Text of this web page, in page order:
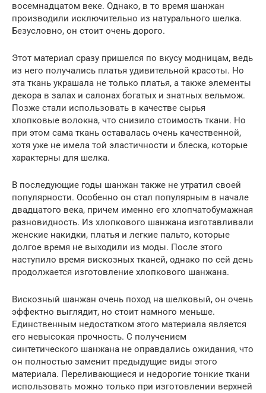
восемнадцатом веке. Однако, в то время шанжан
производили исключительно из натурального шелка.
Безусловно, он стоит очень дорого.
Этот материал сразу пришелся по вкусу модницам, ведь
из него получались платья удивительной красоты. Но
эта ткань украшала не только платья, а также элементы
декора в залах и салонах богатых и знатных вельмож.
Позже стали использовать в качестве сырья
хлопковые волокна, что снизило стоимость ткани. Но
при этом сама ткань оставалась очень качественной,
хотя уже не имела той эластичности и блеска, которые
характерны для шелка.
В последующие годы шанжан также не утратил своей
популярности. Особенно он стал популярным в начале
двадцатого века, причем именно его хлопчатобумажная
разновидность. Из хлопкового шанжана изготавливали
женские накидки, платья и легкие пальто, которые
долгое время не выходили из моды. После этого
наступило время вискозных тканей, однако по сей день
продолжается изготовление хлопкового шанжана.
Вискозный шанжан очень поход на шелковый, он очень
эффектно выглядит, но стоит намного меньше.
Единственным недостатком этого материала является
его невысокая прочность. С получением
синтетического шанжана не оправдались ожидания, что
он полностью заменит предыдущие виды этого
материала. Переливающиеся и недорогие тонкие ткани
использовать можно только при изготовлении верхней